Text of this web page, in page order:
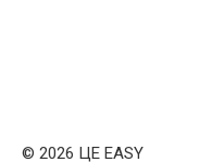
© 2026 ЦЕ EASY